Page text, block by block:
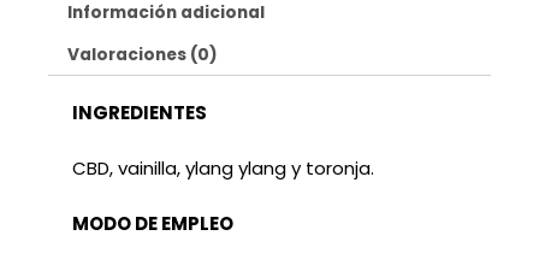
Información adicional
Valoraciones (0)
INGREDIENTES
CBD, vainilla, ylang ylang y toronja.
MODO DE EMPLEO